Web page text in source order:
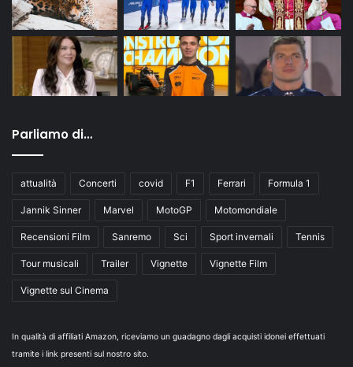
Parliamo di…
attualità Concerti covid F1 Ferrari Formula 1
Jannik Sinner Marvel MotoGP Motomondiale
Recensioni Film Sanremo Sci Sport invernali Tennis
Tour musicali Trailer Vignette Vignette Film
Vignette sul Cinema
In qualità di affiliati Amazon, riceviamo un guadagno dagli acquisti idonei effettuati
tramite i link presenti sul nostro sito.